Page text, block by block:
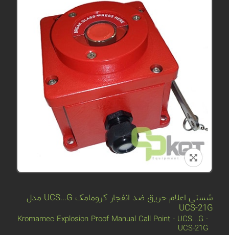
شستی اعلام حریق ضد انفجار کرومامک UCS...G مدل
UCS-21G
Kromamec Explosion Proof Manual Call Point - UCS...G -
UCS-21G